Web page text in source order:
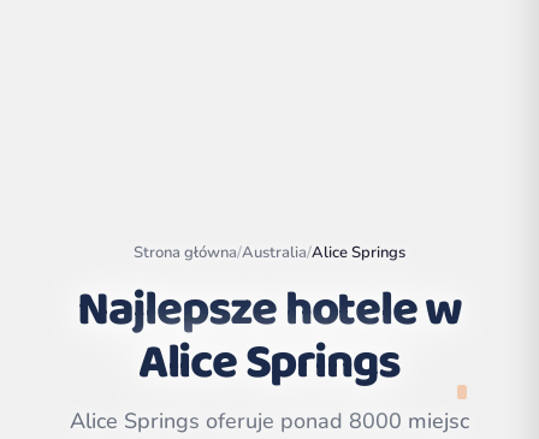
contributors | ©
CARTO
Strona główna/Australia/Alice Springs
Najlepsze hotele w
Alice Springs
Alice Springs oferuje ponad 8000 miejsc